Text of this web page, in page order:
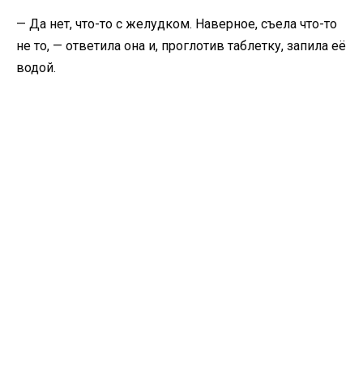
— Да нет, что-то с желудком. Наверное, съела что-то
не то, — ответила она и, проглотив таблетку, запила её
водой.